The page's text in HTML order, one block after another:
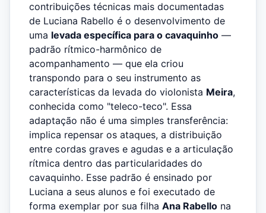
contribuições técnicas mais documentadas
de Luciana Rabello é o desenvolvimento de
uma levada específica para o cavaquinho —
padrão rítmico-harmônico de
acompanhamento — que ela criou
transpondo para o seu instrumento as
características da levada do violonista Meira,
conhecida como "teleco-teco". Essa
adaptação não é uma simples transferência:
implica repensar os ataques, a distribuição
entre cordas graves e agudas e a articulação
rítmica dentro das particularidades do
cavaquinho. Esse padrão é ensinado por
Luciana a seus alunos e foi executado de
forma exemplar por sua filha Ana Rabello na